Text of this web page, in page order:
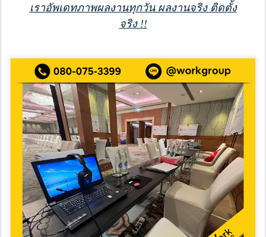
เราอัพเดทภาพผลงานทุกวัน ผลงานจริง ติดตั้ง
จริง !!